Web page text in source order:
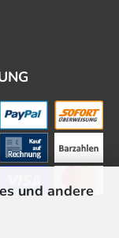
und andere